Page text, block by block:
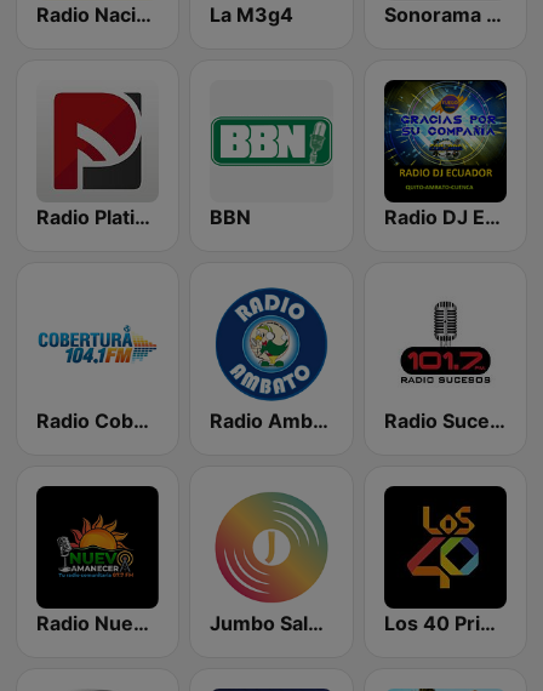
Radio Nacional del Ecuador La M3g4 Sonorama FM
Radio Platinum 90.9 FM BBN Radio DJ Ecuador
Radio Cobertura FM 104.1 Radio Ambato 930 AM Radio Sucesos 101.7 FM
Radio Nuevo Amanecer 87.7 FM Jumbo Salsa Radio Los 40 Principales